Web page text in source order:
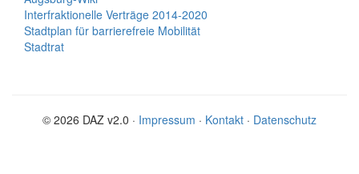
Interfraktionelle Verträge 2014-2020
Stadtplan für barrierefreie Mobilität
Stadtrat
© 2026 DAZ v2.0 · Impressum · Kontakt · Datenschutz